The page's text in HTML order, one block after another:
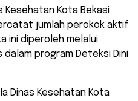
Kesehatan Kota Bekasi
jumlah perokok aktif
ini diperoleh melalui
dalam program Deteksi Dini
Dinas Kesehatan Kota